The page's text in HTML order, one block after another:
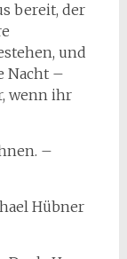
bereit, der
und
Nacht –
wenn ihr
–
Hübner